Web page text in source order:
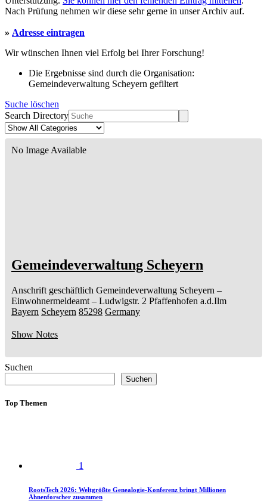
Nach Prüfung nehmen wir diese sehr gerne in unser Archiv auf.
» Adresse eintragen
Wir wünschen Ihnen viel Erfolg bei Ihrer Forschung!
Die Ergebnisse sind durch die Organisation:
Gemeindeverwaltung Scheyern gefiltert
Suche löschen
Search Directory
No Image Available
Gemeindeverwaltung Scheyern
Anschrift geschäftlich Gemeindeverwaltung Scheyern –
Einwohnermeldeamt – Ludwigstr. 2 Pfaffenhofen a.d.Ilm
Bayern Scheyern 85298 Germany
Show Notes
Suchen
Suchen
Top Themen
1
RootsTech 2026: Weltgrößte Genealogie-Konferenz bringt Millionen
Ahnenforscher zusammen